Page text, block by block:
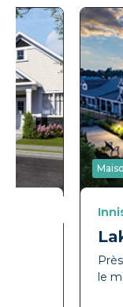
Maisons
Innisfil,
Près des
le